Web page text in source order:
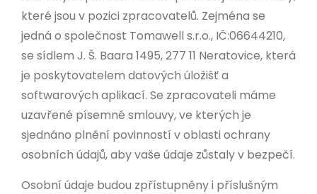
které jsou v pozici zpracovatelů. Zejména se
jedná o společnost Tomawell s.r.o., IČ:06644210,
se sídlem J. Š. Baara 1495, 277 11 Neratovice, která
je poskytovatelem datových úložišť a
softwarových aplikací. Se zpracovateli máme
uzavřené písemné smlouvy, ve kterých je
sjednáno plnění povinností v oblasti ochrany
osobních údajů, aby vaše údaje zůstaly v bezpečí.
Osobní údaje budou zpřístupněny i příslušným